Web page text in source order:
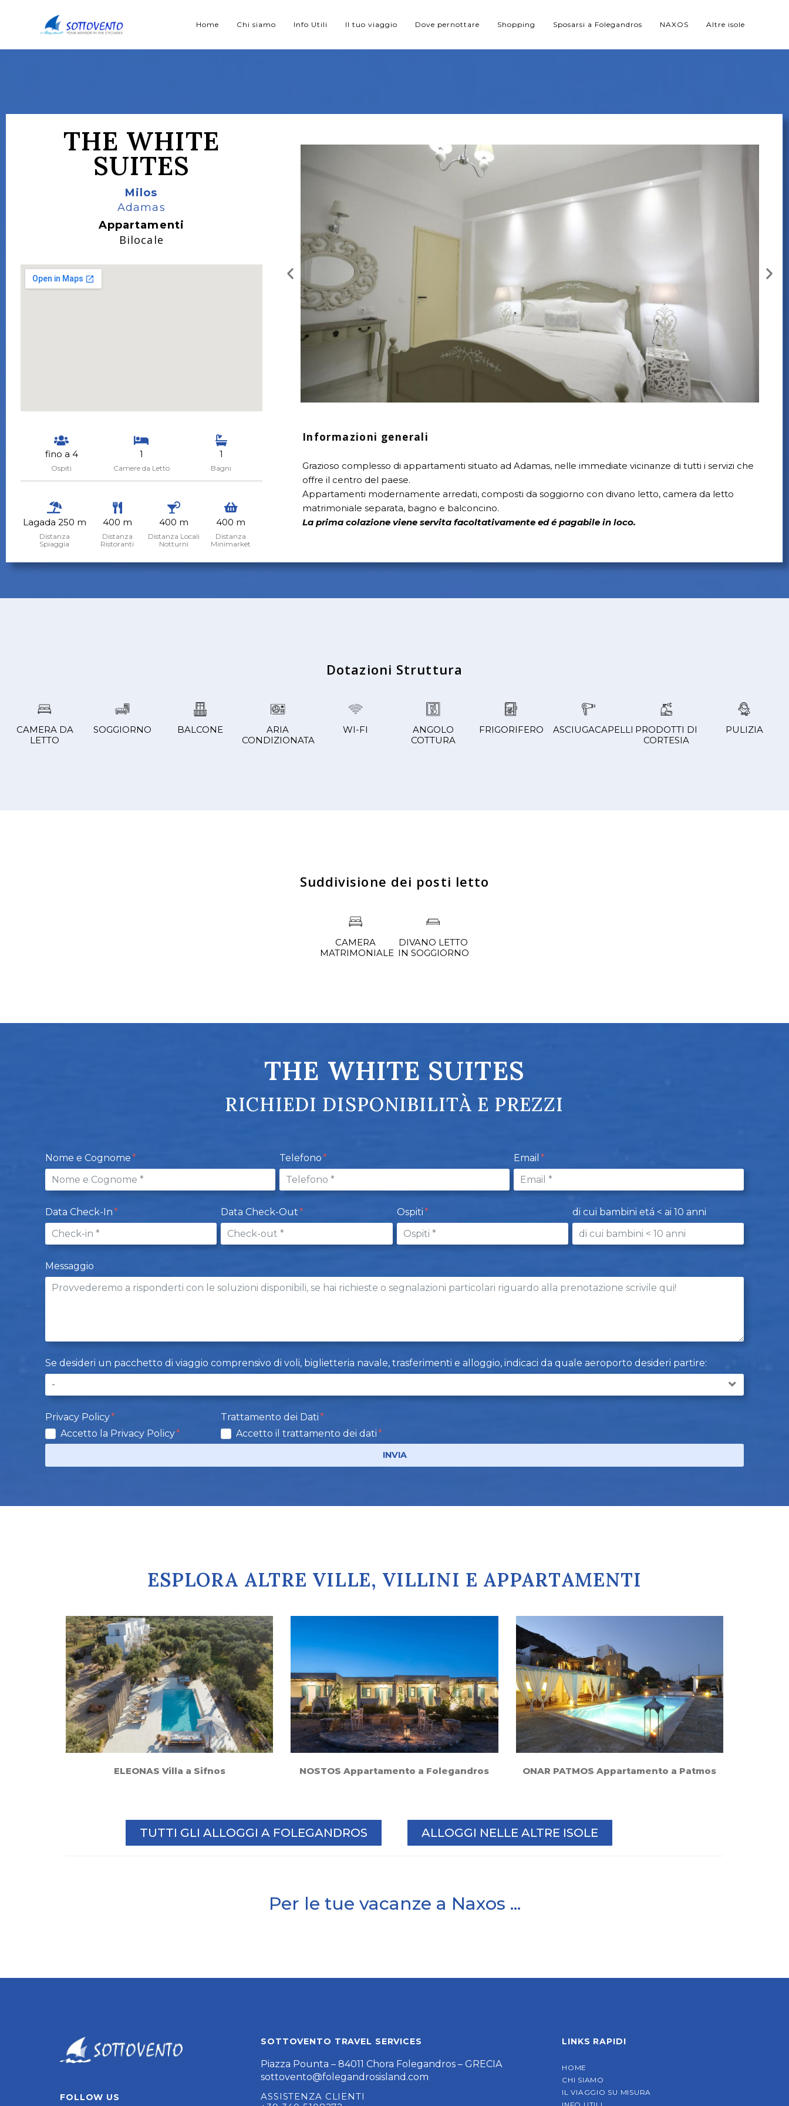
Home Chi siamo Info Utili Il tuo viaggio Dove pernottare Shopping Sposarsi a Folegandros NAXOS Altre isole
THE WHITE
SUITES
Milos
Adamas
Appartamenti
Bilocale
fino a 4
Ospiti
1
Camere da Letto
1
Bagni
Lagada 250 m
Distanza
Spiaggia
400 m
Distanza
Ristoranti
400 m
Distanza Locali
Notturni
400 m
Distanza
Minimarket
Informazioni generali
Grazioso complesso di appartamenti situato ad Adamas, nelle immediate vicinanze di tutti i servizi che
offre il centro del paese.
Appartamenti modernamente arredati, composti da soggiorno con divano letto, camera da letto
matrimoniale separata, bagno e balconcino.
La prima colazione viene servita facoltativamente ed é pagabile in loco.
Dotazioni Struttura
CAMERA DA
LETTO
SOGGIORNO BALCONE
ARIA
CONDIZIONATA
WI-FI
ANGOLO
COTTURA
FRIGORIFERO ASCIUGACAPELLI PRODOTTI DI
CORTESIA
PULIZIA
Suddivisione dei posti letto
CAMERA
MATRIMONIALE
DIVANO LETTO
IN SOGGIORNO
THE WHITE SUITES
RICHIEDI DISPONIBILITÀ E PREZZI
Nome e Cognome Telefono Email
Data Check-In Data Check-Out Ospiti di cui bambini etá < ai 10 anni
Messaggio
Se desideri un pacchetto di viaggio comprensivo di voli, biglietteria navale, trasferimenti e alloggio, indicaci da quale aeroporto desideri partire:
Privacy Policy
Accetto la Privacy Policy
Trattamento dei Dati
Accetto il trattamento dei dati
INVIA
ESPLORA ALTRE VILLE, VILLINI E APPARTAMENTI
ELEONAS Villa a Sifnos NOSTOS Appartamento a Folegandros ONAR PATMOS Appartamento a Patmos
TUTTI GLI ALLOGGI A FOLEGANDROS ALLOGGI NELLE ALTRE ISOLE
Per le tue vacanze a Naxos ...
FOLLOW US
SOTTOVENTO TRAVEL SERVICES
Piazza Pounta – 84011 Chora Folegandros – GRECIA
sottovento@folegandrosisland.com
ASSISTENZA CLIENTI
LINKS RAPIDI
HOME
CHI SIAMO
IL VIAGGIO SU MISURA